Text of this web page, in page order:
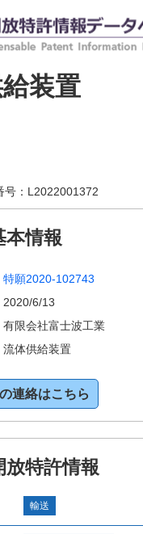
装置
： L2022001372
本情報
特願2020-102743
2020/6/13
有限会社富士波工業
流体供給装置
連絡はこちら
放特許情報
輸送